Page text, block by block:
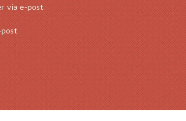
via e-post.